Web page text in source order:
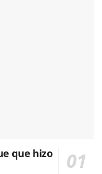
que hizo